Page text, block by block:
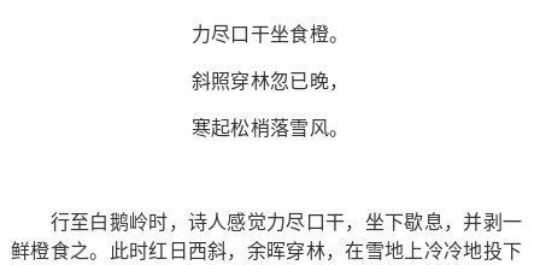
力尽口干坐食橙。
斜照穿林忽已晚，
寒起松梢落雪风。
行至白鹅岭时，诗人感觉力尽口干，坐下歇息，并剥一
鲜橙食之。此时红日西斜，余晖穿林，在雪地上冷冷地投下